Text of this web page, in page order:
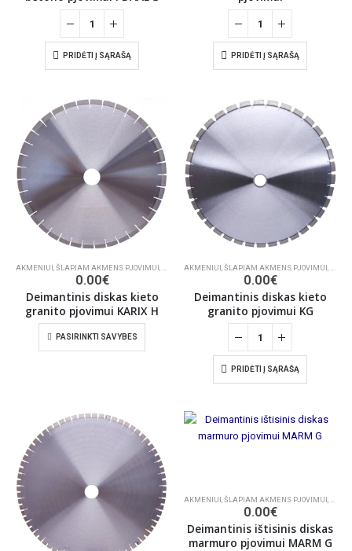
PRIDĖTI Į SĄRAŠĄ PRIDĖTI Į SĄRAŠĄ
AKMENIUI ŠLAPIAM AKMENS PJOVIMUI DEIMANTINIAI PJŪKLAI
0.00€
Deimantinis diskas kieto
granito pjovimui KARIX H
PASIRINKTI SAVYBES
AKMENIUI ŠLAPIAM AKMENS PJOVIMUI
0.00€
Deimantinis diskas kieto
granito pjovimui KG
PRIDĖTI Į SĄRAŠĄ
AKMENIUI ŠLAPIAM AKMENS PJOVIMUI
0.00€
Deimantinis ištisinis diskas
marmuro pjovimui MARM G